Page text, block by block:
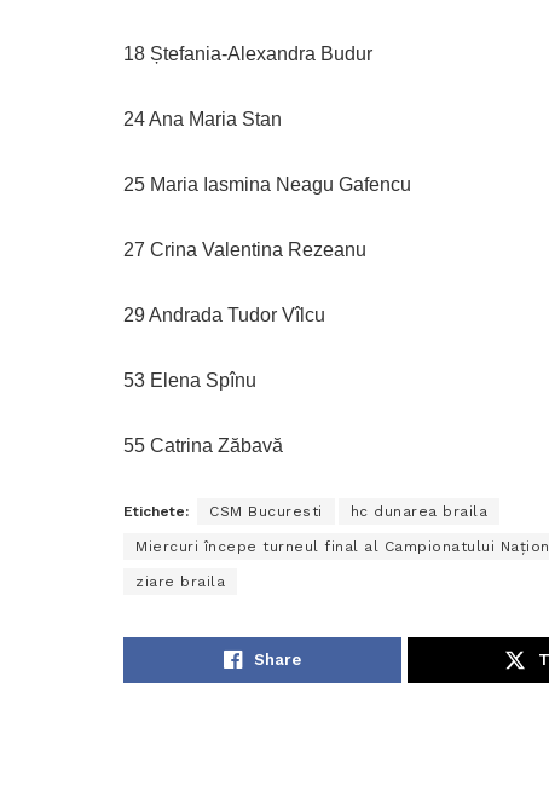
18 Ștefania-Alexandra Budur
24 Ana Maria Stan
25 Maria Iasmina Neagu Gafencu
27 Crina Valentina Rezeanu
29 Andrada Tudor Vîlcu
53 Elena Spînu
55 Catrina Zăbavă
Etichete: CSM Bucuresti hc dunarea braila
Miercuri începe turneul final al Campionatului
ziare braila
Share